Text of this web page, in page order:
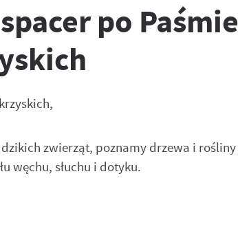
po Paśmie
zwierząt, poznamy drzewa i rośliny
węchu, słuchu i dotyku.